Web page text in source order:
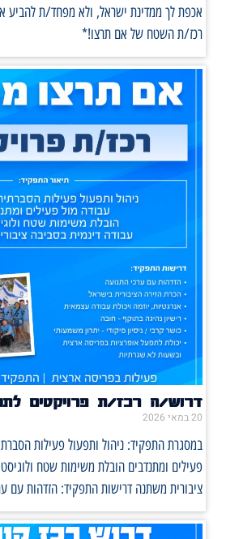
אכפת לך ממדינת ישראל, ולא מפחד/ת להביע
רכז/ת השטח של אם תרצו!*
דרוש/ה רכז/ת פרויקטים
20 במאי 2026
במסגרת התפקיד: ניהול ותפעול פעילות
פעילים ומתנדבים הובלת משימות שטח
ציבורית משתנה דרישות התפקיד: הזדהות עם